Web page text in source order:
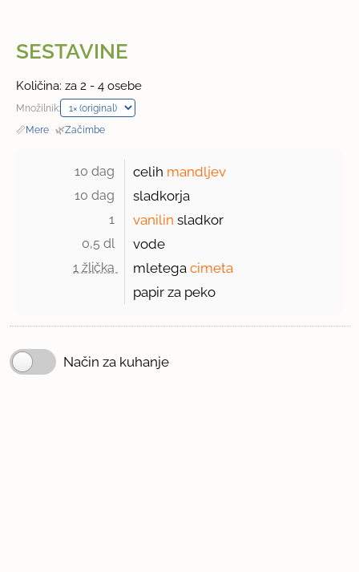
SESTAVINE
Količina: za 2 - 4 osebe
Množilnik:
📏Mere · 🌿Začimbe
10 dag celih mandljev
10 dag sladkorja
1 vanilin sladkor
0,5 dl vode
1 žlička mletegacimeta
papir za peko
Način za kuhanje